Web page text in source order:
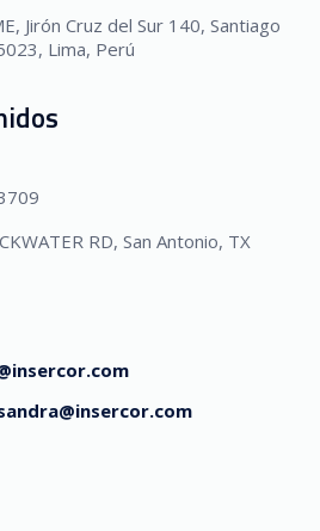
Jirón Cruz del Sur 140, Santiago
Lima, Perú
RD, San Antonio, TX